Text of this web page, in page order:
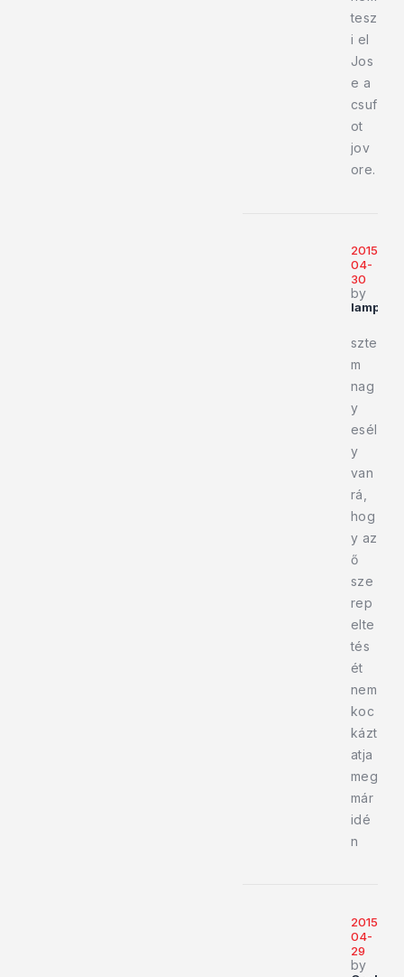
tesz
i el
Jos
e a
csuf
ot
jov
ore.
2015-
04-
30
by
lamps8
szte
m
nag
y
esél
y
van
rá,
hog
y az
ő
sze
rep
elte
tés
ét
nem
koc
kázt
atja
meg
már
idé
n
2015-
04-
29
by